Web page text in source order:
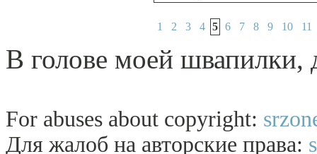
1 2 3 4 5 6 7 8 9 10 11
В голове моей швапилки,
For abuses about copyright:
Для жалоб на авторские права: